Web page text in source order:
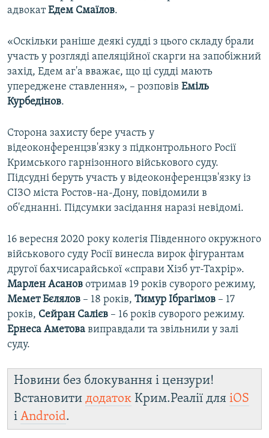
адвокатЕдем Смаїлов.
«Оскільки раніше деякі судді з цього складу брали
участь у розгляді апеляційної скарги на запобіжний
захід, Едем аг'а вважає, що ці судді мають
упереджене ставлення», – розповів Еміль
Курбедінов.
Сторона захисту бере участь у
відеоконференцзв'язку з підконтрольного Росії
Кримського гарнізонного військового суду.
Підсудні беруть участь у відеоконференцзв'язку із
СІЗО міста Ростов-на-Дону, повідомили в
об'єднанні. Підсумки засідання наразі невідомі.
16 вересня 2020 року колегія Південного окружного
військового суду Росії винесла вирок фігурантам
другої бахчисарайської «справи Хізб ут-Тахрір».
Марлен Асанов отримав 19 років суворого режиму,
Мемет Бєлялов – 18 років, Тимур Ібрагімов – 17
років, Сейран Салієв – 16 років суворого режиму.
Ернеса Аметова виправдали та звільнили у залі
суду.
Новини без блокування і цензури!
Встановити додаток Крим.Реалії для iOS
і Android.